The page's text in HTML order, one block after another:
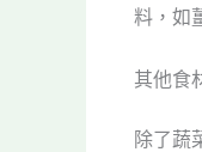
料，如
其他食
除了蔬